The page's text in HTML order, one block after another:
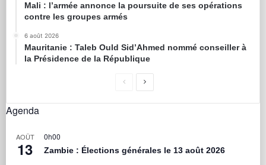
Mali : l’armée annonce la poursuite de ses opérations
contre les groupes armés
6 août 2026
Mauritanie : Taleb Ould Sid’Ahmed nommé conseiller à
la Présidence de la République
Agenda
AOÛT
13
0h00
Zambie : Élections générales le 13 août 2026